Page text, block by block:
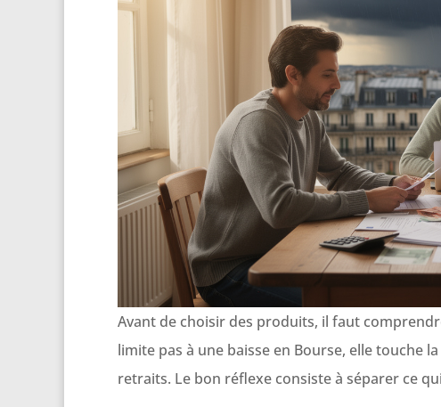
Avant de choisir des produits, il faut
limite pas à une baisse en Bourse, elle touche
retraits. Le bon réflexe consiste à séparer ce